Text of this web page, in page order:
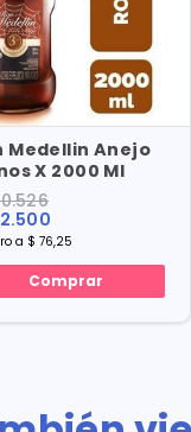
Medellin Anejo
3 Anos X 2000 Ml
a $ 76,25
Comprar